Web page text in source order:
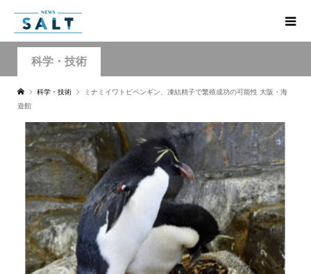
科学・技術
科学・技術
ミナミイワトビペンギン、凍結精子で繁殖成功の可能性 大阪・海
遊館